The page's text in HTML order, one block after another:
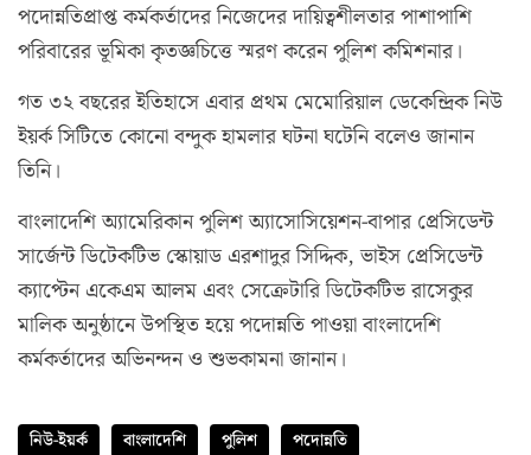
পদোন্নতিপ্রাপ্ত কর্মকর্তাদের নিজেদের দায়িত্বশীলতার পাশাপাশি
পরিবারের ভূমিকা কৃতজ্ঞচিত্তে স্মরণ করেন পুলিশ কমিশনার।
গত ৩২ বছরের ইতিহাসে এবার প্রথম মেমোরিয়াল ডেকেন্দ্রিক নিউ
ইয়র্ক সিটিতে কোনো বন্দুক হামলার ঘটনা ঘটেনি বলেও জানান
তিনি।
বাংলাদেশি অ্যামেরিকান পুলিশ অ্যাসোসিয়েশন-বাপার প্রেসিডেন্ট
সার্জেন্ট ডিটেকটিভ স্কোয়াড এরশাদুর সিদ্দিক, ভাইস প্রেসিডেন্ট
ক্যাপ্টেন একেএম আলম এবং সেক্রেটারি ডিটেকটিভ রাসেকুর
মালিক অনুষ্ঠানে উপস্থিত হয়ে পদোন্নতি পাওয়া বাংলাদেশি
কর্মকর্তাদের অভিনন্দন ও শুভকামনা জানান।
নিউ-ইয়র্ক বাংলাদেশি পুলিশ পদোন্নতি